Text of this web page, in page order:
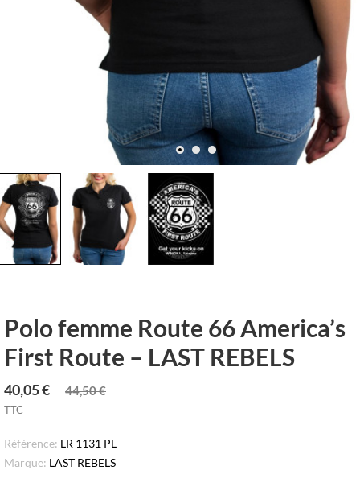
Polo femme Route 66 America’s
First Route – LAST REBELS
40,05 € 44,50 €
TTC
Référence: LR 1131 PL
Marque: LAST REBELS